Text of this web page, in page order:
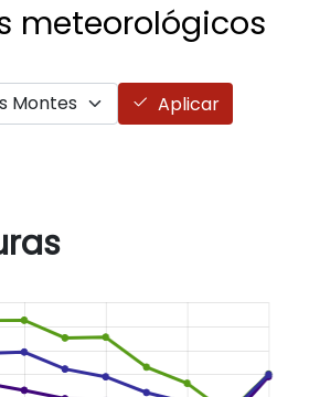
meteorológicos
Aplicar